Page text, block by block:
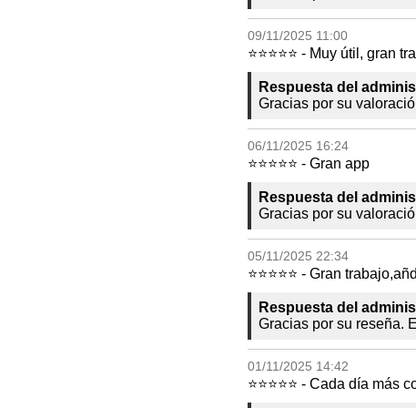
09/11/2025 11:00
⭐⭐⭐⭐⭐ - Muy útil, gran
Respuesta del
Gracias por su
06/11/2025 16:24
⭐⭐⭐⭐⭐ - Gran app
Respuesta del
Gracias por su
05/11/2025 22:34
⭐⭐⭐⭐⭐ - Gran
Respuesta del
Gracias por su reseña.
01/11/2025 14:42
⭐⭐⭐⭐⭐ - Cada día más